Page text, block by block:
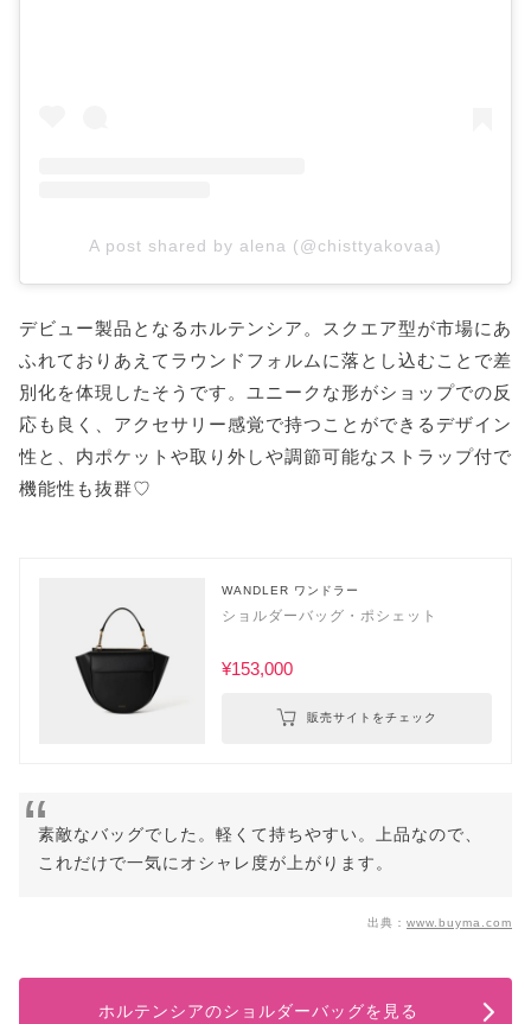
A post shared by alena (@chisttyakovaa)
デビュー製品となるホルテンシア。スクエア型が市場にあ
ふれておりあえてラウンドフォルムに落とし込むことで差
別化を体現したそうです。ユニークな形がショップでの反
応も良く、アクセサリー感覚で持つことができるデザイン
性と、内ポケットや取り外しや調節可能なストラップ付で
機能性も抜群♡
WANDLER ワンドラー
ショルダーバッグ・ポシェット
¥153,000
販売サイトをチェック
素敵なバッグでした。軽くて持ちやすい。上品なので、
これだけで一気にオシャレ度が上がります。
出典： www.buyma.com
ホルテンシアのショルダーバッグを見る